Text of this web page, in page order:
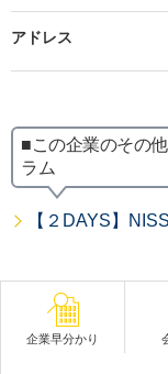
アドレス
■この企業のその
ラム
【２DAYS】
企業早分かり